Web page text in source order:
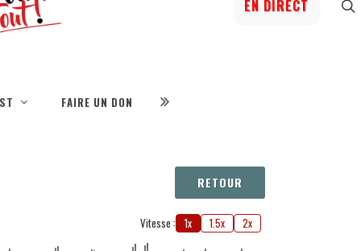
EN DIRECT
FAIRE UN DON
RETOUR
Vitesse : 1x 1.5x 2x